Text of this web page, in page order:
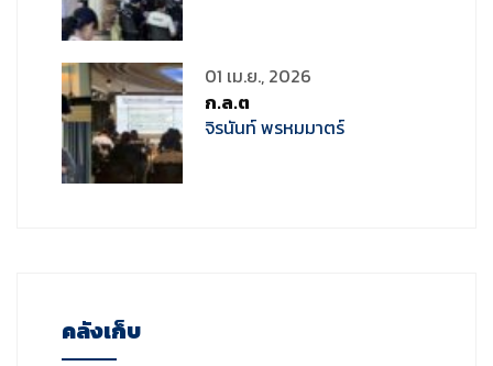
01 เม.ย., 2026
ก.ล.ต
จิรนันท์ พรหมมาตร์
คลังเก็บ